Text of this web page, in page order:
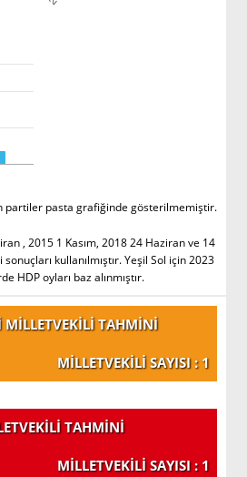
partiler pasta grafiğinde gösterilmemiştir.
, 2015 1 Kasım, 2018 24 Haziran ve 14
kullanılmıştır. Yeşil Sol için 2023
HDP oyları baz alınmıştır.
MİLLETVEKİLİ TAHMİNİ
MİLLETVEKİLİ SAYISI : 1
TAHMİNİ
MİLLETVEKİLİ SAYISI : 1